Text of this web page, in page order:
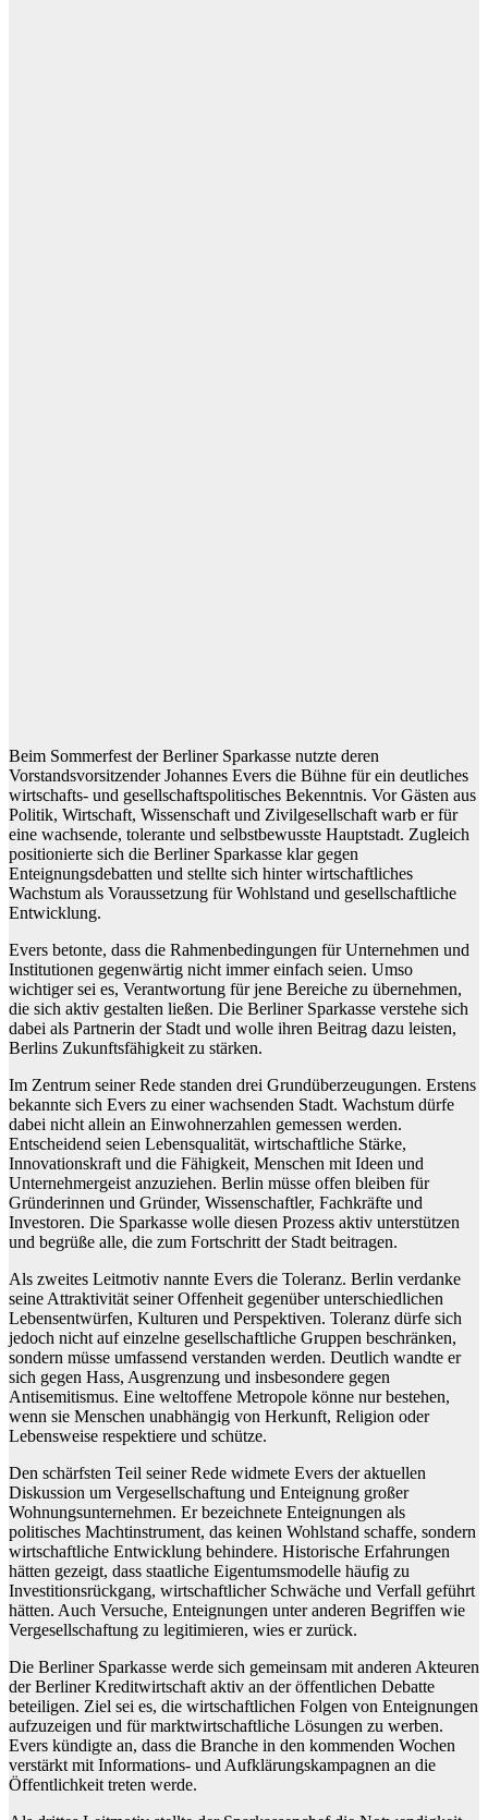
Beim Sommerfest der Berliner Sparkasse nutzte deren
Vorstandsvorsitzender Johannes Evers die Bühne für ein deutliches
wirtschafts- und gesellschaftspolitisches Bekenntnis. Vor Gästen aus
Politik, Wirtschaft, Wissenschaft und Zivilgesellschaft warb er für
eine wachsende, tolerante und selbstbewusste Hauptstadt. Zugleich
positionierte sich die Berliner Sparkasse klar gegen
Enteignungsdebatten und stellte sich hinter wirtschaftliches
Wachstum als Voraussetzung für Wohlstand und gesellschaftliche
Entwicklung.
Evers betonte, dass die Rahmenbedingungen für Unternehmen und
Institutionen gegenwärtig nicht immer einfach seien. Umso
wichtiger sei es, Verantwortung für jene Bereiche zu übernehmen,
die sich aktiv gestalten ließen. Die Berliner Sparkasse verstehe sich
dabei als Partnerin der Stadt und wolle ihren Beitrag dazu leisten,
Berlins Zukunftsfähigkeit zu stärken.
Im Zentrum seiner Rede standen drei Grundüberzeugungen. Erstens
bekannte sich Evers zu einer wachsenden Stadt. Wachstum dürfe
dabei nicht allein an Einwohnerzahlen gemessen werden.
Entscheidend seien Lebensqualität, wirtschaftliche Stärke,
Innovationskraft und die Fähigkeit, Menschen mit Ideen und
Unternehmergeist anzuziehen. Berlin müsse offen bleiben für
Gründerinnen und Gründer, Wissenschaftler, Fachkräfte und
Investoren. Die Sparkasse wolle diesen Prozess aktiv unterstützen
und begrüße alle, die zum Fortschritt der Stadt beitragen.
Als zweites Leitmotiv nannte Evers die Toleranz. Berlin verdanke
seine Attraktivität seiner Offenheit gegenüber unterschiedlichen
Lebensentwürfen, Kulturen und Perspektiven. Toleranz dürfe sich
jedoch nicht auf einzelne gesellschaftliche Gruppen beschränken,
sondern müsse umfassend verstanden werden. Deutlich wandte er
sich gegen Hass, Ausgrenzung und insbesondere gegen
Antisemitismus. Eine weltoffene Metropole könne nur bestehen,
wenn sie Menschen unabhängig von Herkunft, Religion oder
Lebensweise respektiere und schütze.
Den schärfsten Teil seiner Rede widmete Evers der aktuellen
Diskussion um Vergesellschaftung und Enteignung großer
Wohnungsunternehmen. Er bezeichnete Enteignungen als
politisches Machtinstrument, das keinen Wohlstand schaffe, sondern
wirtschaftliche Entwicklung behindere. Historische Erfahrungen
hätten gezeigt, dass staatliche Eigentumsmodelle häufig zu
Investitionsrückgang, wirtschaftlicher Schwäche und Verfall geführt
hätten. Auch Versuche, Enteignungen unter anderen Begriffen wie
Vergesellschaftung zu legitimieren, wies er zurück.
Die Berliner Sparkasse werde sich gemeinsam mit anderen Akteuren
der Berliner Kreditwirtschaft aktiv an der öffentlichen Debatte
beteiligen. Ziel sei es, die wirtschaftlichen Folgen von Enteignungen
aufzuzeigen und für marktwirtschaftliche Lösungen zu werben.
Evers kündigte an, dass die Branche in den kommenden Wochen
verstärkt mit Informations- und Aufklärungskampagnen an die
Öffentlichkeit treten werde.